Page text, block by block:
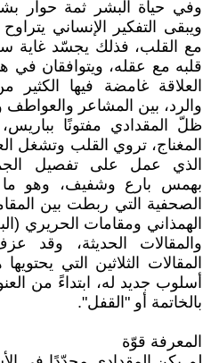
وفي حياة البشر ثمة حوار
ويبقى التفكير الإنساني
مع القلب، فذلك يجسّد غاية
قلبه مع عقله، ويتوافقان
العلاقة غامضة فيها الكثير
والرد، بين المشاعر والعواطف
ظلّ المقدادي مفتونًا
المغناج، تروي القلب وتشغل
الذي عمل على تفصيل
بهمس بارع وشفيف، وهو ما
الصحفية التي ربطت بين
الهمذاني ومقامات الحريري
والمقالات الحديثة، وقد
المقالات الثلاثين التي
أسلوب جديد له، ابتداءً من
بالخاتمة أو "القفل".
المعرفة قوّة